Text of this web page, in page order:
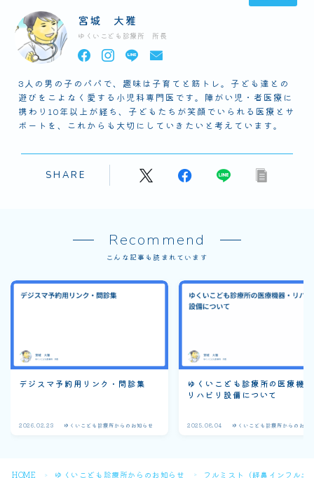
宮城 大雅
ゆくいこども診療所 所長
3人の男の子のパパで、趣味は子育てと筋トレ。子ども達との
遊びをこよなく愛する小児科専門医です。障がい児・者医療に
携わり10年以上が経ち、子どもたちが笑顔でいられる医療とサ
ポートを、これからも大切にしていきたいと考えています。
SHARE
Recommend
こんな記事も読まれています
デジスマ予約用リンク・問診集
2026.02.23 ゆくいこども診療所からのお知らせ
ゆくいこども診療所の医療機
リハビリ設備について
2025.08.04 ゆくいこども診療所からのお知
HOME ＞ ゆくいこども診療所からのお知らせ ＞ フルミスト（経鼻インフルエ